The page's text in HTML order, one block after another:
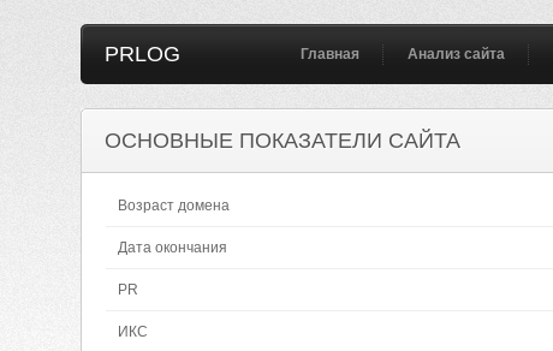
PRLOG Главная Анализ сайта
ОСНОВНЫЕ ПОКАЗАТЕЛИ САЙТА
Возраст домена
Дата окончания
PR
ИКС